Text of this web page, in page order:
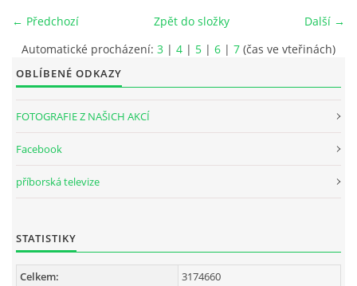
← Předchozí Další →
Zpět do složky
Automatické procházení: 3 | 4 | 5 | 6 | 7 (čas ve vteřinách)
OBLÍBENÉ ODKAZY
FOTOGRAFIE Z NAŠICH AKCÍ
Facebook
příborská televize
STATISTIKY
Celkem: 3174660